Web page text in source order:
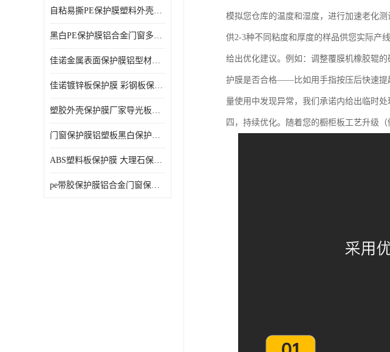
自粘易撕PE保护膜塑料外壳导光板亚克力板膜操作方便
黑白PE保护膜铝合金门窗多种颜色支持定制生产
佳诺金属表面保护膜铝型材保护膜不留残胶铝合金窗框保护胶带
佳诺镀锌板保护膜 彩钢板保护pe保护膜
塑胶外壳保护膜厂家导光板保护膜 铝单板保护膜胶带易撕不留胶
门窗保护膜铝塑板黑白保护膜外墙保温板保护膜
ABS塑料板保护膜 大理石保护膜 缠鱼竿保护膜
pe带胶保护膜铝合金门窗保护不锈钢板保护膜大理石建筑材料保护
模拟您仓库的温度和湿度，进行加速老化
供2-3种不同粘度和厚度的样品供您实际产
给出优化建议。例如：调整覆膜机橡胶辊
护膜是否合格——比如用手指按压后快速提
量使用中发现异常，我们承诺内给出临时
四，持续优化。随着您的橱柜板工艺升级